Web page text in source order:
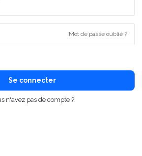
Mot de passe oublié ?
Se connecter
n'avez pas de compte ?